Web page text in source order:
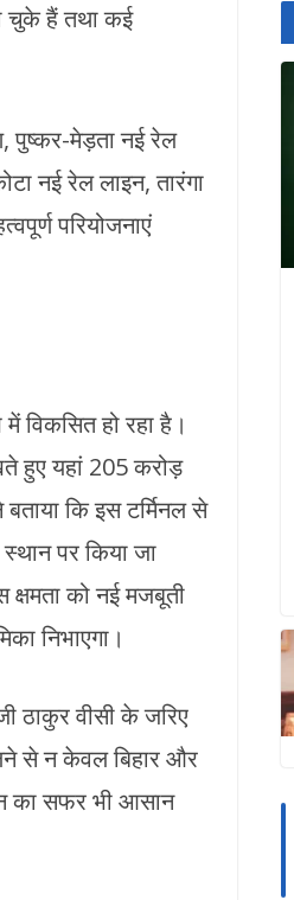
चुके हैं तथा कई
पुष्कर-मेड़ता नई रेल
नई रेल लाइन, तारंगा
परियोजनाएं
विकसित हो रहा है।
हुए यहां 205 करोड़
कि इस टर्मिनल से
पर किया जा
को नई मजबूती
निभाएगा।
ठाकुर वीसी के जरिए
से न केवल बिहार और
का सफर भी आसान